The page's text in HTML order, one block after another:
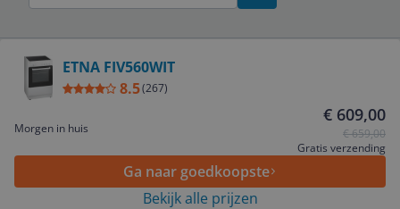
ETNA FIV560WIT
8.5(267)
Morgen in huis
€ 609,00
€ 659,00
Gratis verzending
Ga naar goedkoopste
Bekijk alle prijzen
Service